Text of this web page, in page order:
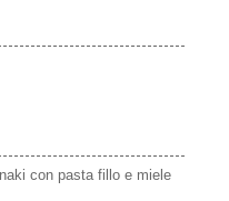
con pasta fillo e miele